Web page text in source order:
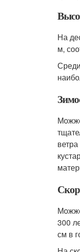
На
м,
300
см в